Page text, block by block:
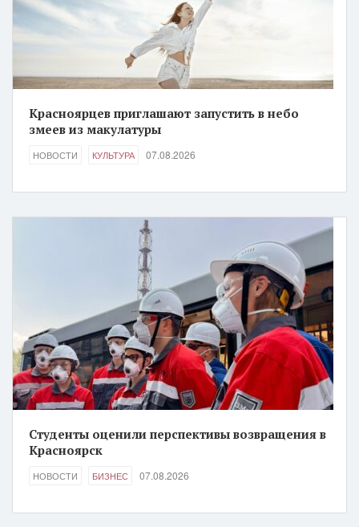
Красноярцев приглашают запустить в небо
змеев из макулатуры
НОВОСТИ КУЛЬТУРА 07.08.2026
Студенты оценили перспективы возвращения в
Красноярск
НОВОСТИ БИЗНЕС 07.08.2026